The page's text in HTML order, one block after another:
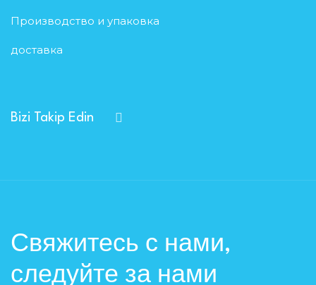
Производство и упаковка
доставка
Bizi Takip Edin
Свяжитесь с нами,
следуйте за нами